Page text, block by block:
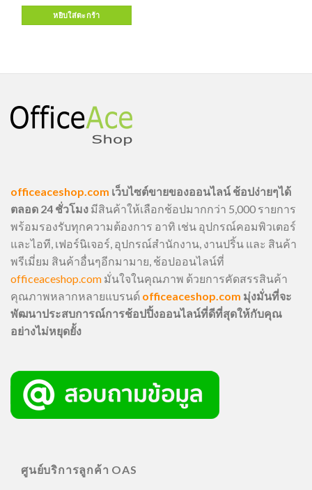
หยิบใส่ตะกร้า
officeaceshop.com เว็บไซต์ขายของออนไลน์ ช้อปง่ายๆได้
ตลอด 24 ชั่วโมง มีสินค้าให้เลือกช้อปมากกว่า 5,000 รายการ
พร้อมรองรับทุกความต้องการ อาทิ เช่น อุปกรณ์คอมพิวเตอร์
และไอที, เฟอร์นิเจอร์, อุปกรณ์สำนักงาน, งานปริ้น และ สินค้า
พรีเมี่ยม สินค้าอื่นๆอีกมามาย, ช้อปออนไลน์ที่
officeaceshop.com มั่นใจในคุณภาพ ด้วยการคัดสรรสินค้า
คุณภาพหลากหลายแบรนด์ officeaceshop.com มุ่งมั่นที่จะ
พัฒนาประสบการณ์การช้อปปิ้งออนไลน์ที่ดีที่สุดให้กับคุณ
อย่างไม่หยุดยั้ง
ศูนย์บริการลูกค้า OAS